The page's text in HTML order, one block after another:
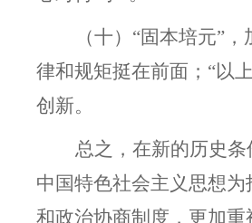
（十）“固本培元”
律和规矩挺在前面；“以
创新。
总之，在新的历史
中国特色社会主义思想
和政治协商制度，更加